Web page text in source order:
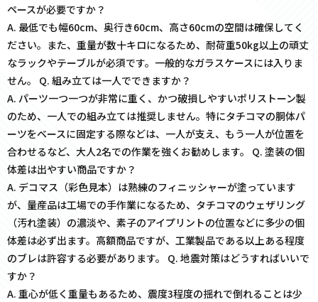
ペースが必要ですか？
A. 最低でも幅60cm、奥行き60cm、高さ60cmの空間は確保してく
ださい。また、重量が数十キロになるため、耐荷重50kg以上の頑丈
なラックやテーブルが必須です。一般的なガラスケースには入りま
せん。 Q. 組み立ては一人でできますか？
A. パーツ一つ一つが非常に重く、かつ破損しやすいポリストーン製
のため、一人での組み立ては推奨しません。特にタチコマの胴体パ
ーツをベースに固定する際などは、一人が支え、もう一人が位置を
合わせるなど、大人2名での作業を強くお勧めします。 Q. 塗装の個
体差は出やすい商品ですか？
A. デコマス（彩色見本）は熟練のフィニッシャーが塗っています
が、量産品は工場での手作業になるため、タチコマのウェザリング
（汚れ塗装）の濃淡や、素子のアイプリントの位置などに多少の個
体差は必ず出ます。高額商品ですが、工業製品である以上ある程度
のブレは許容する必要があります。 Q. 地震対策はどうすればいいで
すか？
A. 重心が低く重量もあるため、震度3程度の揺れで倒れることは少